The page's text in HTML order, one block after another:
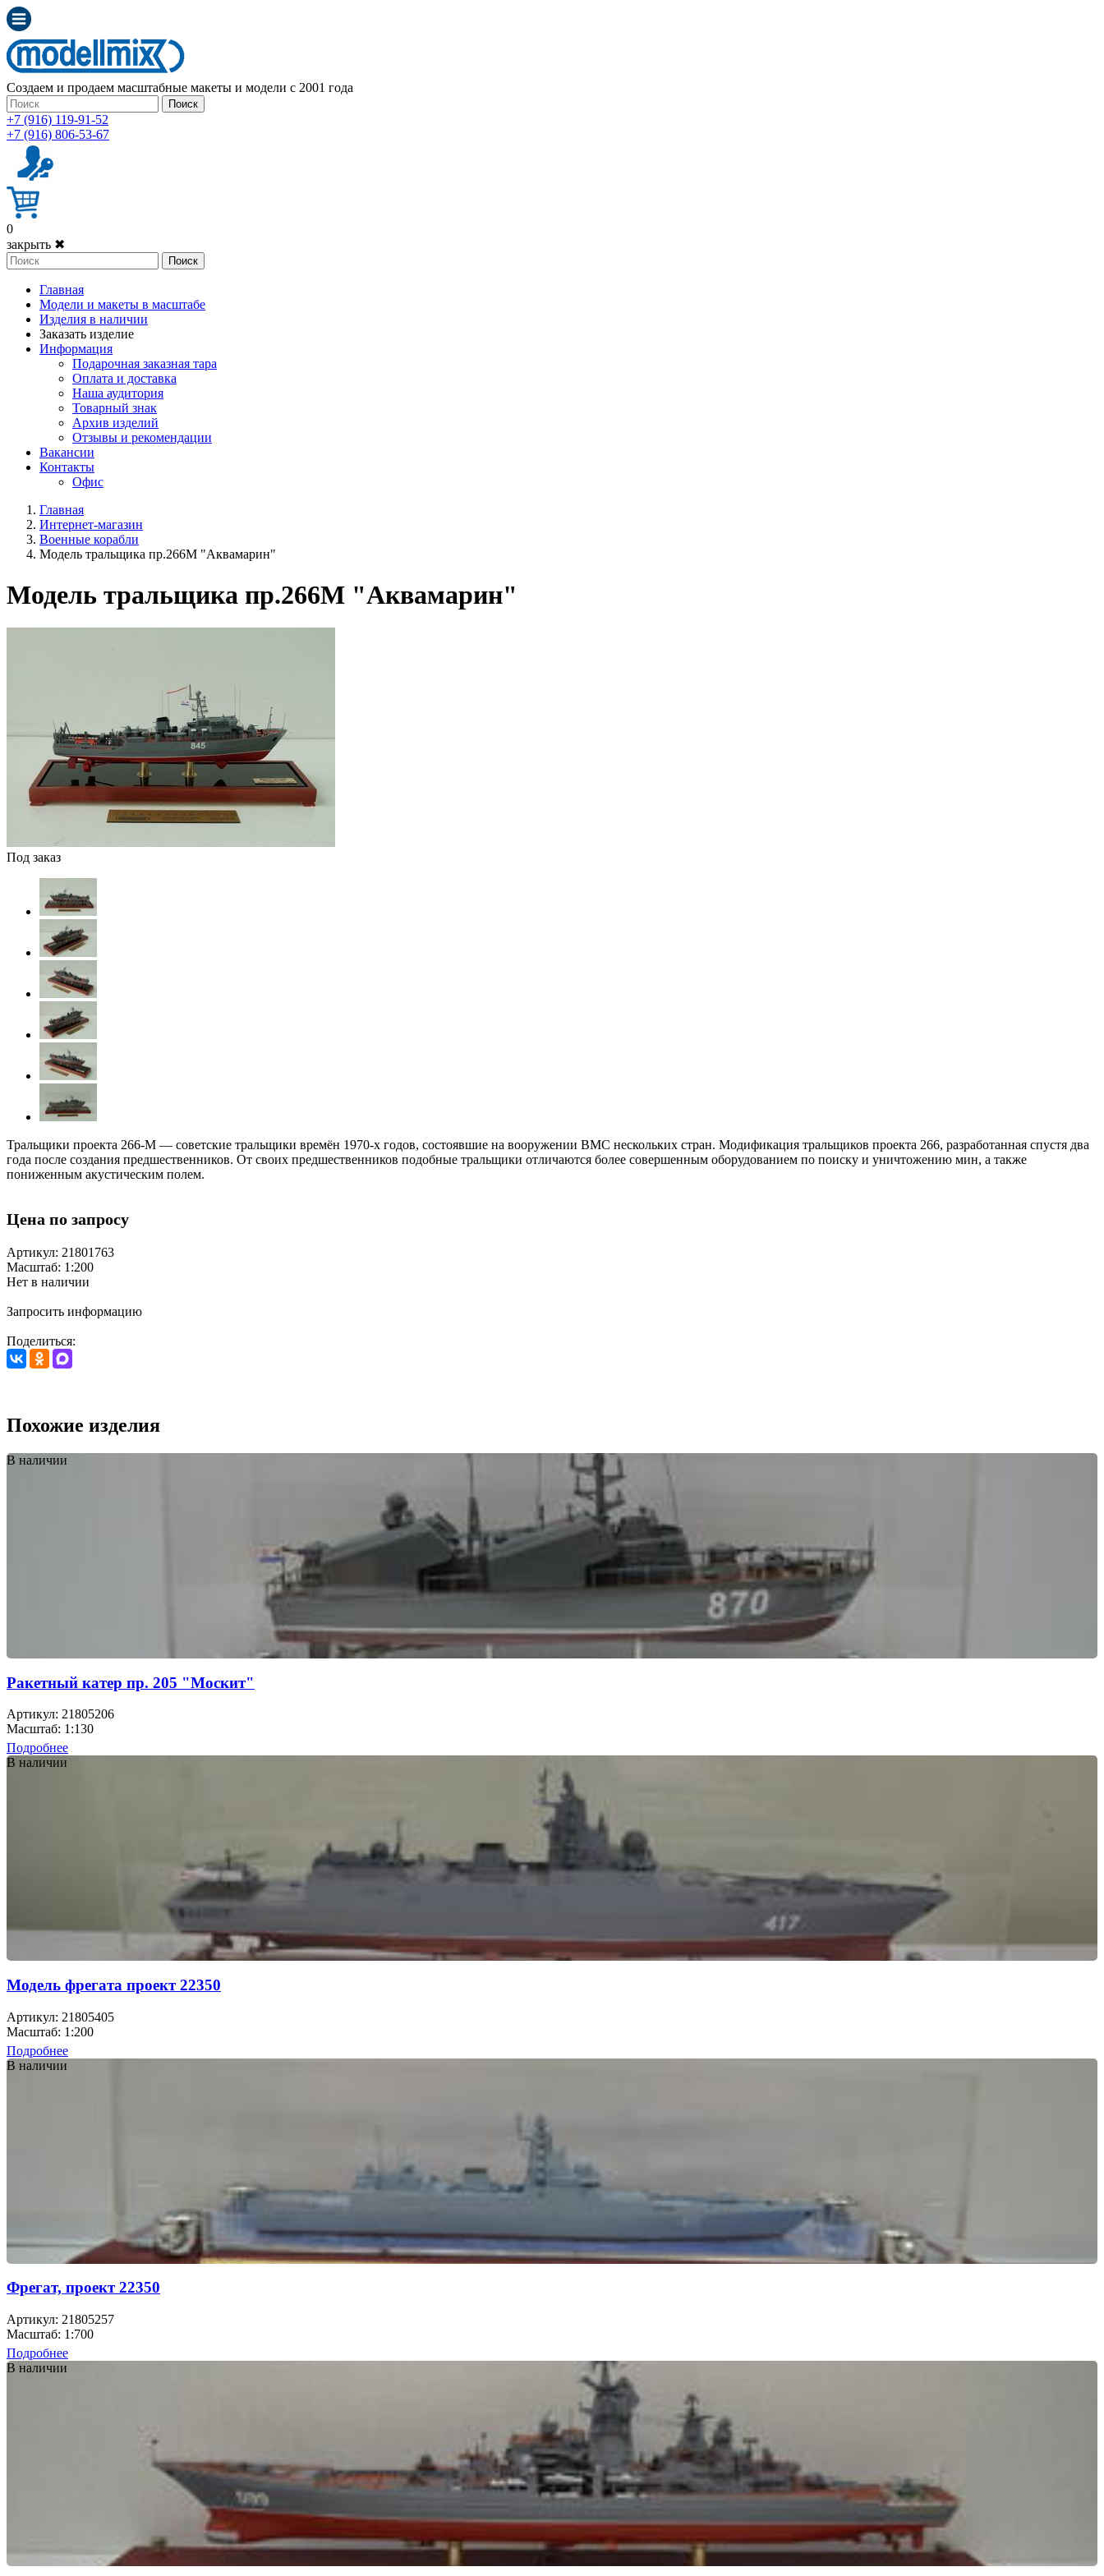
Создаем и продаем масштабные макеты и модели с 2001 года
Поиск
+7 (916) 119-91-52
+7 (916) 806-53-67
0
закрыть ✖
Поиск
Главная
Модели и макеты в масштабе
Изделия в наличии
Заказать изделие
Информация
Подарочная заказная тара
Оплата и доставка
Наша аудитория
Товарный знак
Архив изделий
Отзывы и рекомендации
Вакансии
Контакты
Офис
Главная
Интернет-магазин
Военные корабли
Модель тральщика пр.266М "Аквамарин"
Модель тральщика пр.266М "Аквамарин"
Под заказ
Тральщики проекта 266-М — советские тральщики времён 1970-х годов, состоявшие на вооружении ВМС нескольких стран. Модификация тральщиков проекта 266, разработанная спустя два
года после создания предшественников. От своих предшественников подобные тральщики отличаются более совершенным оборудованием по поиску и уничтожению мин, а также
пониженным акустическим полем.
Цена по запросу
Артикул: 21801763
Масштаб: 1:200
Нет в наличии
Запросить информацию
Поделиться:
Похожие изделия
В наличии
Ракетный катер пр. 205 "Москит"
Артикул: 21805206
Масштаб: 1:130
Подробнее
В наличии
Модель фрегата проект 22350
Артикул: 21805405
Масштаб: 1:200
Подробнее
В наличии
Фрегат, проект 22350
Артикул: 21805257
Масштаб: 1:700
Подробнее
В наличии